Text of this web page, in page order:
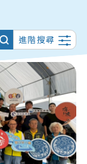
進階搜尋